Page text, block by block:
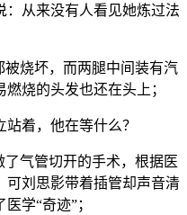
：从来没有人看见她炼过法
烧坏，而两腿中间装有汽
烧的头发也还在头上；
着，他在等什么？
气管切开的手术，根据医
可刘思影带着插管却声音清
学“奇迹”；